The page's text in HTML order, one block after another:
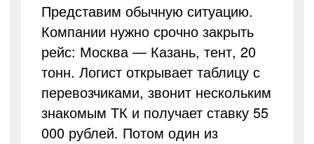
Представим обычную ситуацию.
Компании нужно срочно закрыть
рейс: Москва — Казань, тент, 20
тонн. Логист открывает таблицу с
перевозчиками, звонит нескольким
знакомым ТК и получает ставку 55
000 рублей. Потом один из